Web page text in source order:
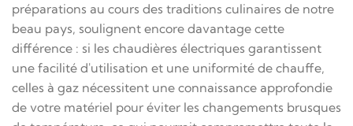
préparations au cours des traditions culinaires de notre
beau pays, soulignent encore davantage cette
différence : si les chaudières électriques garantissent
une facilité d'utilisation et une uniformité de chauffe,
celles à gaz nécessitent une connaissance approfondie
de votre matériel pour éviter les changements brusques